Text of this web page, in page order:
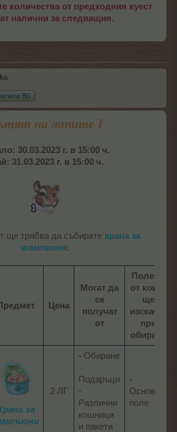
количества от предходния куест
налични за следващия.
BG
на лапите I
30.03.2023 г. в 15:00 ч.
31.03.2023 г. в 15:00 ч.
ще трябва да събирате храна за
шампиони:​
Цена
Могат да
се
получат
от
Полета,
от които
ще
изскачат
при
обиране
за
2 ЛГ​
- Обиране
-
Подаръци
-
Различни
кошници
и пакети​
-
Основно
поле​